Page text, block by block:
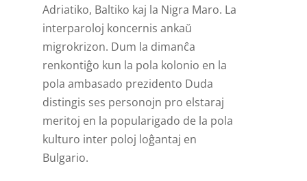
Adriatiko, Baltiko kaj la Nigra Maro. La
interparoloj koncernis ankaŭ
migrokrizon. Dum la dimanĉa
renkontiĝo kun la pola kolonio en la
pola ambasado prezidento Duda
distingis ses personojn pro elstaraj
meritoj en la popularigado de la pola
kulturo inter poloj loĝantaj en
Bulgario.